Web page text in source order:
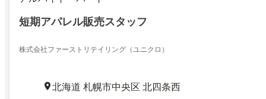
短期アパレル販売スタッフ
株式会社ファーストリテイリング（ユニクロ）
北海道 札幌市中央区 北四条西